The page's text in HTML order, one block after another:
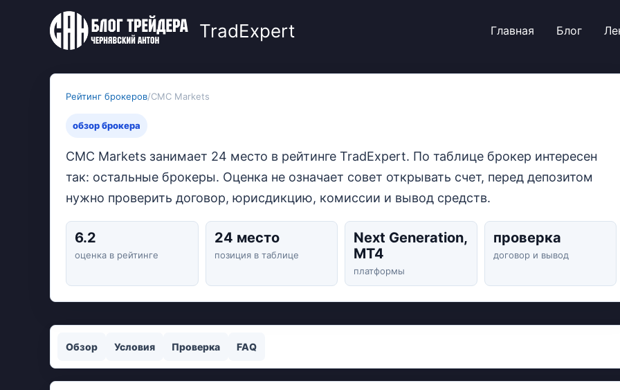
содержимому
TradExpert Главная Блог
Рейтинг брокеров/CMC Markets
обзор брокера
CMC Markets занимает 24 место в рейтинге TradExpert. По таблице брокер интересен
так: остальные брокеры. Оценка не означает совет открывать счет, перед депозитом
нужно проверить договор, юрисдикцию, комиссии и вывод средств.
6.2
оценка в рейтинге
24 место
позиция в таблице
Next Generation,
MT4
платформы
проверка
договор и вывод
Обзор Условия Проверка FAQ